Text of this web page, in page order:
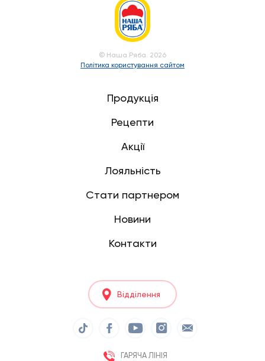
© Наша Ряба. 2026
Політика користування сайтом
Продукція
Рецепти
Акції
Лояльність
Стати партнером
Новини
Контакти
Відділення
ГАРЯЧА ЛІНІЯ